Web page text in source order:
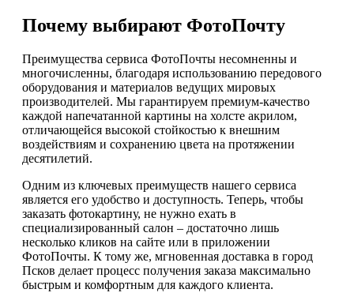
Почему выбирают ФотоПочту
Преимущества сервиса ФотоПочты несомненны и
многочисленны, благодаря использованию передового
оборудования и материалов ведущих мировых
производителей. Мы гарантируем премиум-качество
каждой напечатанной картины на холсте акрилом,
отличающейся высокой стойкостью к внешним
воздействиям и сохранению цвета на протяжении
десятилетий.
Одним из ключевых преимуществ нашего сервиса
является его удобство и доступность. Теперь, чтобы
заказать фотокартину, не нужно ехать в
специализированный салон – достаточно лишь
несколько кликов на сайте или в приложении
ФотоПочты. К тому же, мгновенная доставка в город
Псков делает процесс получения заказа максимально
быстрым и комфортным для каждого клиента.